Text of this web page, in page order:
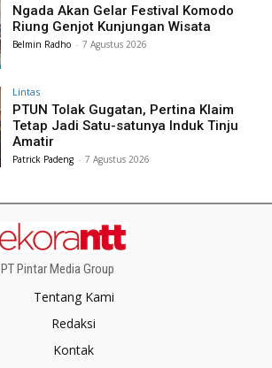
Ngada Akan Gelar Festival Komodo
Riung Genjot Kunjungan Wisata
Belmin Radho - 7 Agustus 2026
Lintas
PTUN Tolak Gugatan, Pertina Klaim
Tetap Jadi Satu-satunya Induk Tinju
Amatir
Patrick Padeng - 7 Agustus 2026
PT Pintar Media Group
Tentang Kami
Redaksi
Kontak